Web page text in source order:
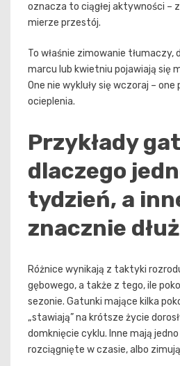
oznacza to ciągłej aktywności –
mierze przestój.
To właśnie zimowanie tłumaczy,
marcu lub kwietniu pojawiają się
One nie wykluły się wczoraj –
ocieplenia.
Przykłady
dlaczego
tydzień, a
znacznie
Różnice wynikają z taktyki
gębowego, a także z tego, ile
sezonie. Gatunki mające kilka
„stawiają” na krótsze życie
domknięcie cyklu. Inne mają
rozciągnięte w czasie, albo